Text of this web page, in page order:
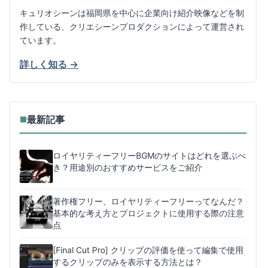
キュリオシーンは福岡県を中心に企業向け紹介映像などを制
作している、クリエシーンプロダクションによって運営され
ています。
詳しく知る →
■最新記事
ロイヤリティーフリーBGMのサイトはどれを選ぶべ
き？用途別のおすすめサービスをご紹介
著作権フリー、ロイヤリティーフリーってなんだ？
基本的な考え方とプロジェクトに使用する際の注意
点
[Final Cut Pro] クリップの評価を使って編集で使用
するクリップのみを表示する方法とは？